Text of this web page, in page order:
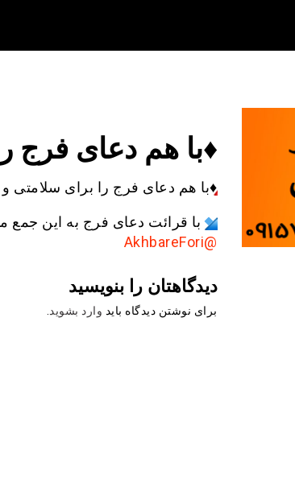
♦️با هم دعای فرج
♦️با هم دعای فرج را برای سلامتی
با قرائت دعای فرج به این جمع
@AkhbareFori
دیدگاهتان را بنویسید
برای نوشتن دیدگاه باید وارد بشوید